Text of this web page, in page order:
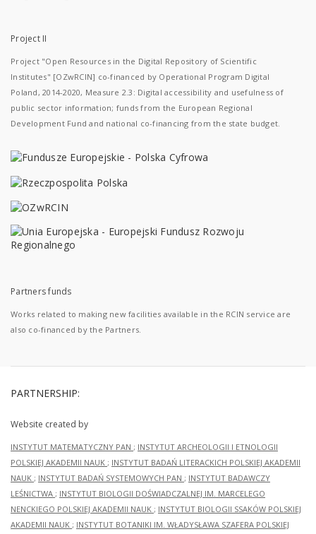
Project II
Project "Open Resources in the Digital Repository of Scientific
Institutes" [OZwRCIN] co-financed by Operational Program Digital
Poland, 2014-2020, Measure 2.3: Digital accessibility and usefulness of
public sector information; funds from the European Regional
Development Fund and national co-financing from the state budget.
Partners funds
Works related to making new facilities available in the RCIN service are
also co-financed by the Partners.
PARTNERSHIP:
Website created by
INSTYTUT MATEMATYCZNY PAN ; INSTYTUT ARCHEOLOGII I ETNOLOGII
POLSKIEJ AKADEMII NAUK ; INSTYTUT BADAŃ LITERACKICH POLSKIEJ AKADEMII
NAUK ; INSTYTUT BADAŃ SYSTEMOWYCH PAN ; INSTYTUT BADAWCZY
LEŚNICTWA ; INSTYTUT BIOLOGII DOŚWIADCZALNEJ IM. MARCELEGO
NENCKIEGO POLSKIEJ AKADEMII NAUK ; INSTYTUT BIOLOGII SSAKÓW POLSKIEJ
AKADEMII NAUK ; INSTYTUT BOTANIKI IM. WŁADYSŁAWA SZAFERA POLSKIEJ